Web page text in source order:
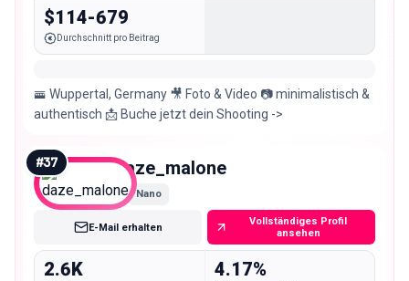
$114-679
Durchschnitt pro Beitrag
🚟 Wuppertal, Germany 🎥 Foto & Video 📷 minimalistisch &
authentisch 📩 Buche jetzt dein Shooting ->
#37 daze_malone
Nano
E-Mail erhalten
Vollständiges Profil
ansehen
2.6K 4.17%